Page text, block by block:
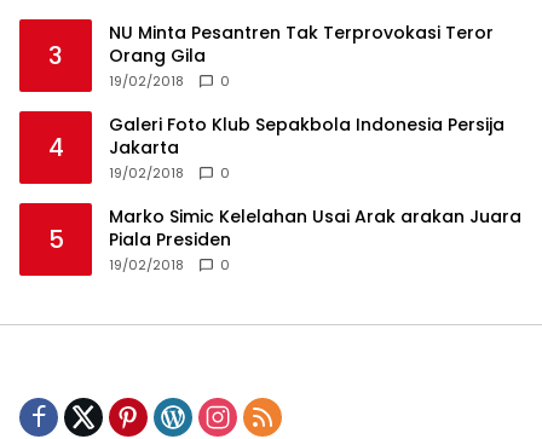
3
NU Minta Pesantren Tak Terprovokasi Teror
Orang Gila
19/02/2018 0
4
Galeri Foto Klub Sepakbola Indonesia Persija
Jakarta
19/02/2018 0
5
Marko Simic Kelelahan Usai Arak arakan Juara
Piala Presiden
19/02/2018 0